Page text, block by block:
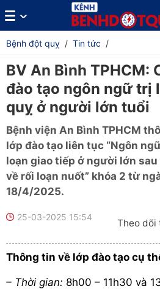
Bệnh đột quỵ / Tin tức /
BV An Bình TPHCM:
đào tạo ngôn ngữ trị
quỵ ở người lớn tuổi
Bệnh viện An Bình TPHCM
lớp đào tạo liên tục “Ngôn
loạn giao tiếp ở người lớn
về rối loạn nuốt” khóa 2 từ
18/4/2025.
25-03-2025 15:54 Theo dõi
Thông tin về lớp đào tạo cụ
– Thời gian: 8h00 – 11h30 và